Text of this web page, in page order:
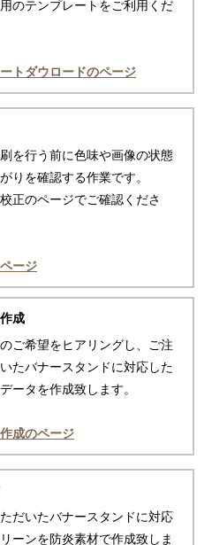
のテンプレートをご利用くだ
トダウロードのページ
を行う前に色味や画像の状態
りを確認する作業です。
正のページでご確認くださ
ージ
成
ご希望をヒアリングし、ご注
たバナースタンドに対応した
ータを作成致します。
成のページ
だいたバナースタンドに対応
ーンを防炎素材で作成致しま